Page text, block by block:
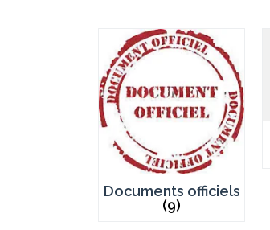
Documents officiels
(9)